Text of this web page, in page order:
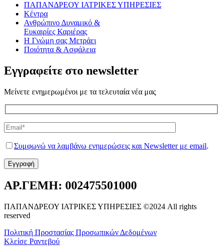
ΠΑΠΑΝΔΡΕΟΥ ΙΑΤΡΙΚΕΣ ΥΠΗΡΕΣΙΕΣ
Κέντρα
Ανθρώπινο Δυναμικό &
Ευκαιρίες Καριέρας
Η Γνώμη σας Μετράει
Ποιότητα & Ασφάλεια
Εγγραφείτε στο newsletter
Μείνετε ενημερωμένοι με τα τελευταία νέα μας
Συμφωνώ να λαμβάνω ενημερώσεις και Newsletter με email.
ΑΡ.ΓΕΜΗ: 002475501000
ΠΑΠΑΝΔΡΕΟΥ ΙΑΤΡΙΚΕΣ ΥΠΗΡΕΣΙΕΣ ©2024 All rights
reserved
Πολιτική Προστασίας Προσωπικών Δεδομένων
Κλείσε Ραντεβού